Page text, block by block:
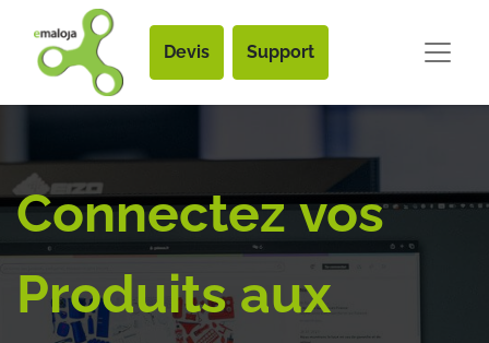
Devis Support
Connectez vos
Produits aux